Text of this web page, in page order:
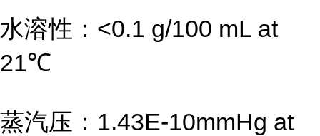
水溶性：<0.1 g/100 mL at
21℃
蒸汽压：1.43E-10mmHg at